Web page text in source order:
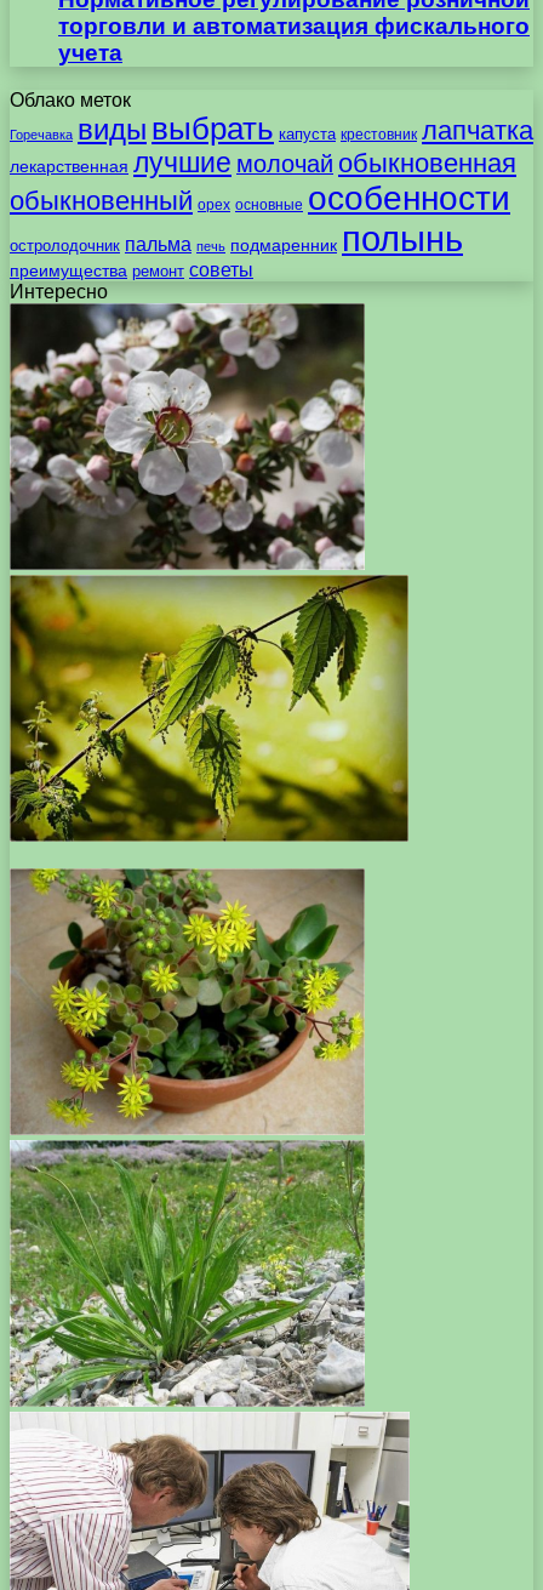
торговли и автоматизация фискального
учета
Облако меток
Горечавка виды выбрать капуста крестовник лапчатка
лекарственная лучшие молочай обыкновенная
обыкновенный орех основные особенности
остролодочник пальма печь подмаренник полынь
преимущества ремонт советы
Интересно